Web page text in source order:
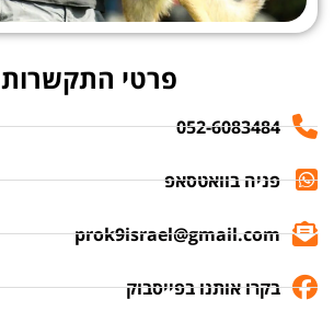
פרטי התקשרות
052-6083484
פניה בוואטסאפ
prok9israel@gmail.com
בקרו אותנו בפייסבוק